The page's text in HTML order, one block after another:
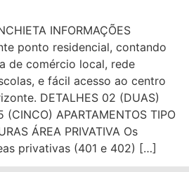
INFORMAÇÕES
ponto residencial, contando
de comércio local, rede
e fácil acesso ao centro
DETALHES 02 (DUAS)
(CINCO) APARTAMENTOS TIPO
ÁREA PRIVATIVA Os
privativas (401 e 402) […]